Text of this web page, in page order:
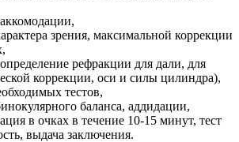
зрения, максимальной коррекции
рефракции для дали, для
коррекции, оси и силы цилиндра),
тестов,
баланса, аддидации,
в очках в течение 10-15 минут, тест
выдача заключения.